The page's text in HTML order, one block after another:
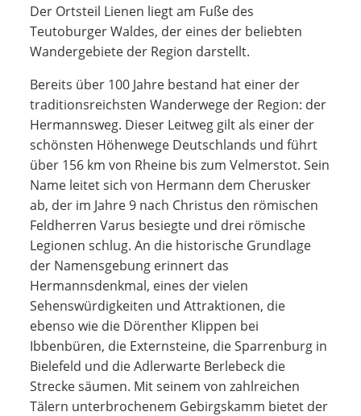
Der Ortsteil Lienen liegt am Fuße des
Teutoburger Waldes, der eines der beliebten
Wandergebiete der Region darstellt.
Bereits über 100 Jahre bestand hat einer der
traditionsreichsten Wanderwege der Region: der
Hermannsweg. Dieser Leitweg gilt als einer der
schönsten Höhenwege Deutschlands und führt
über 156 km von Rheine bis zum Velmerstot. Sein
Name leitet sich von Hermann dem Cherusker
ab, der im Jahre 9 nach Christus den römischen
Feldherren Varus besiegte und drei römische
Legionen schlug. An die historische Grundlage
der Namensgebung erinnert das
Hermannsdenkmal, eines der vielen
Sehenswürdigkeiten und Attraktionen, die
ebenso wie die Dörenther Klippen bei
Ibbenbüren, die Externsteine, die Sparrenburg in
Bielefeld und die Adlerwarte Berlebeck die
Strecke säumen. Mit seinem von zahlreichen
Tälern unterbrochenem Gebirgskamm bietet der